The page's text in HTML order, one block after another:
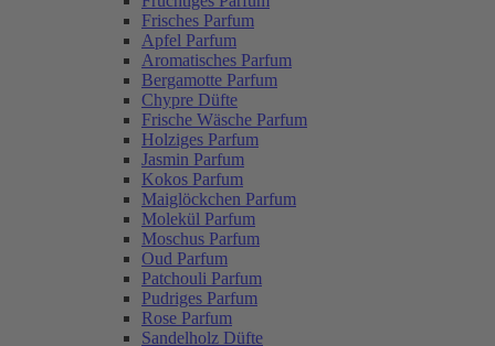
Frisches Parfum
Apfel Parfum
Aromatisches Parfum
Bergamotte Parfum
Chypre Düfte
Frische Wäsche Parfum
Holziges Parfum
Jasmin Parfum
Kokos Parfum
Maiglöckchen Parfum
Molekül Parfum
Moschus Parfum
Oud Parfum
Patchouli Parfum
Pudriges Parfum
Rose Parfum
Sandelholz Düfte